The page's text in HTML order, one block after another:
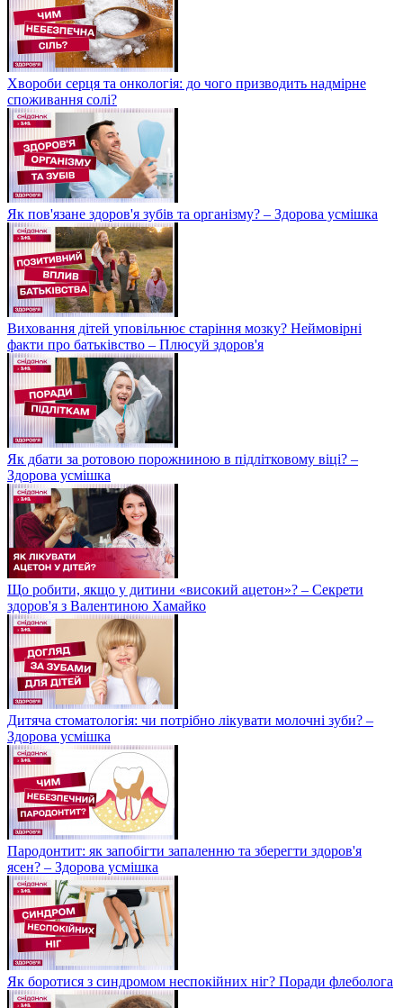
Хвороби серця та онкологія: до чого призводить надмірне
споживання солі?
Як пов'язане здоров'я зубів та організму? – Здорова усмішка
Виховання дітей уповільнює старіння мозку? Неймовірні
факти про батьківство – Плюсуй здоров'я
Як дбати за ротовою порожниною в підлітковому віці? –
Здорова усмішка
Що робити, якщо у дитини «високий ацетон»? – Секрети
здоров'я з Валентиною Хамайко
Дитяча стоматологія: чи потрібно лікувати молочні зуби? –
Здорова усмішка
Пародонтит: як запобігти запаленню та зберегти здоров'я
ясен? – Здорова усмішка
Як боротися з синдромом неспокійних ніг? Поради флеболога